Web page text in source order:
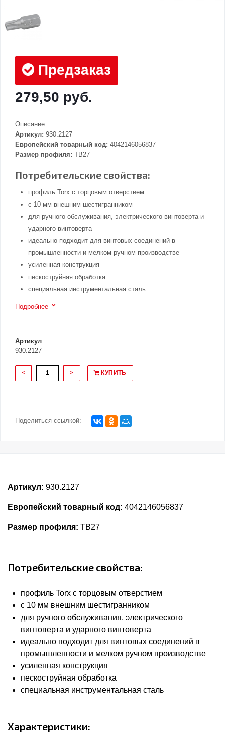
Предзаказ
279,50 руб.
Описание:
Артикул: 930.2127
Европейский товарный код: 4042146056837
Размер профиля: TB27
Потребительские свойства:
профиль Torx с торцовым отверстием
с 10 мм внешним шестигранником
для ручного обслуживания, электрического винтоверта и
ударного винтоверта
идеально подходит для винтовых соединений в
промышленности и мелком ручном производстве
усиленная конструкция
пескоструйная обработка
специальная инструментальная сталь
Подробнее
Артикул
930.2127
< > КУПИТЬ
Поделиться ссылкой:
Артикул: 930.2127
Европейский товарный код: 4042146056837
Размер профиля: TB27
Потребительские свойства:
профиль Torx с торцовым отверстием
с 10 мм внешним шестигранником
для ручного обслуживания, электрического
винтоверта и ударного винтоверта
идеально подходит для винтовых соединений в
промышленности и мелком ручном производстве
усиленная конструкция
пескоструйная обработка
специальная инструментальная сталь
Характеристики: